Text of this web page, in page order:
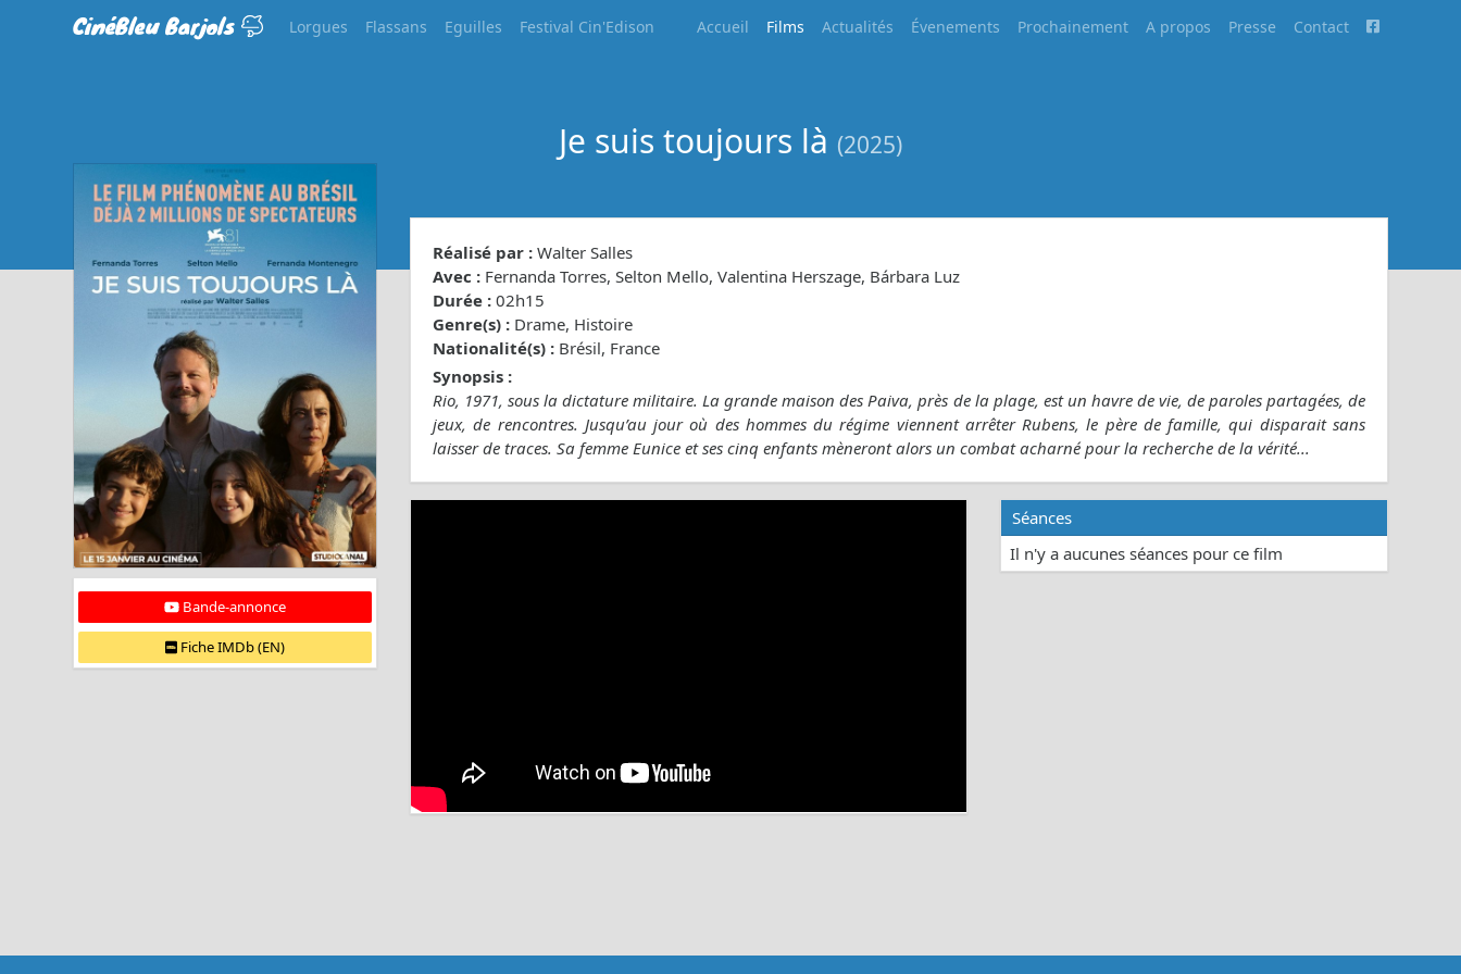
CinéBleu Barjols Lorgues Flassans Eguilles Festival Cin'Edison Accueil Films Actualités Évenements Prochainement A propos Presse Contact
Je suis toujours là (2025)
Bande-annonce
Fiche IMDb (EN)
Réalisé par : Walter Salles
Avec : Fernanda Torres, Selton Mello, Valentina Herszage, Bárbara Luz
Durée : 02h15
Genre(s) : Drame, Histoire
Nationalité(s) : Brésil, France
Synopsis :
Rio, 1971, sous la dictature militaire. La grande maison des Paiva, près de la plage, est un havre de vie, de paroles partagées, de
jeux, de rencontres. Jusqu’au jour où des hommes du régime viennent arrêter Rubens, le père de famille, qui disparait sans
laisser de traces. Sa femme Eunice et ses cinq enfants mèneront alors un combat acharné pour la recherche de la vérité...
Séances
Il n'y a aucunes séances pour ce film